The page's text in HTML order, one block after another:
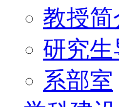
教授简
研究生
系部室